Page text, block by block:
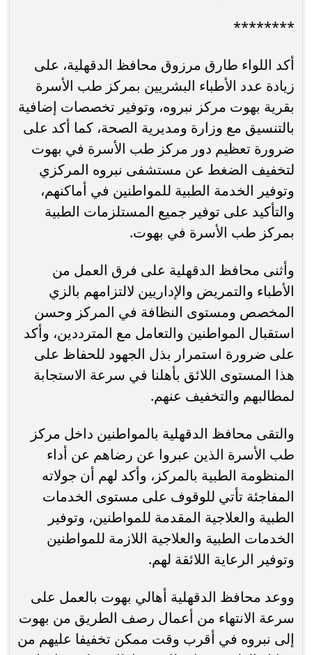
********
أكد اللواء طارق مرزوق محافظ الدقهلية، على
زيادة عدد الأطباء البشريين بمركز طب الأسرة
بقرية بهوت مركز نبروه، وتوفير تخصصات إضافية
بالتنسيق مع وزارة ومديرية الصحة، كما أكد على
ضرورة تعظيم دور مركز طب الأسرة في بهوت
لتخفيف الضغط عن مستشفى نبروه المركزي
وتوفير الخدمة الطبية للمواطنين في أماكنهم،
والتأكيد على توفير جميع المستلزمات الطبية
بمركز طب الأسرة في بهوت.
وأثنى محافظ الدقهلية على فرق العمل من
الأطباء والتمريض والإداريين لالتزامهم بالزي
المخصص ومستوى النظافة في المركز وحسن
استقبال المواطنين والتعامل مع المترددين، وأكد
على ضرورة استمرار بذل الجهود للحفاظ على
هذا المستوى اللائق بأهلنا في سرعة الاستجابة
لمطالبهم والتخفيف عنهم.
والتقى محافظ الدقهلية بالمواطنين داخل مركز
طب الأسرة الذين عبروا عن رضاهم عن أداء
المنظومة الطبية بالمركز، وأكد لهم أن جولاته
المفاجئة تأتي للوقوف على مستوى الخدمات
الطبية والعلاجية المقدمة للمواطنين، وتوفير
الخدمات الطبية والعلاجية اللازمة للمواطنين
وتوفير الرعاية اللائقة لهم.
ووعد محافظ الدقهلية أهالي بهوت بالعمل على
سرعة الانتهاء من أعمال رصف الطريق من بهوت
إلى نبروه في أقرب وقت ممكن تخفيفا عليهم من